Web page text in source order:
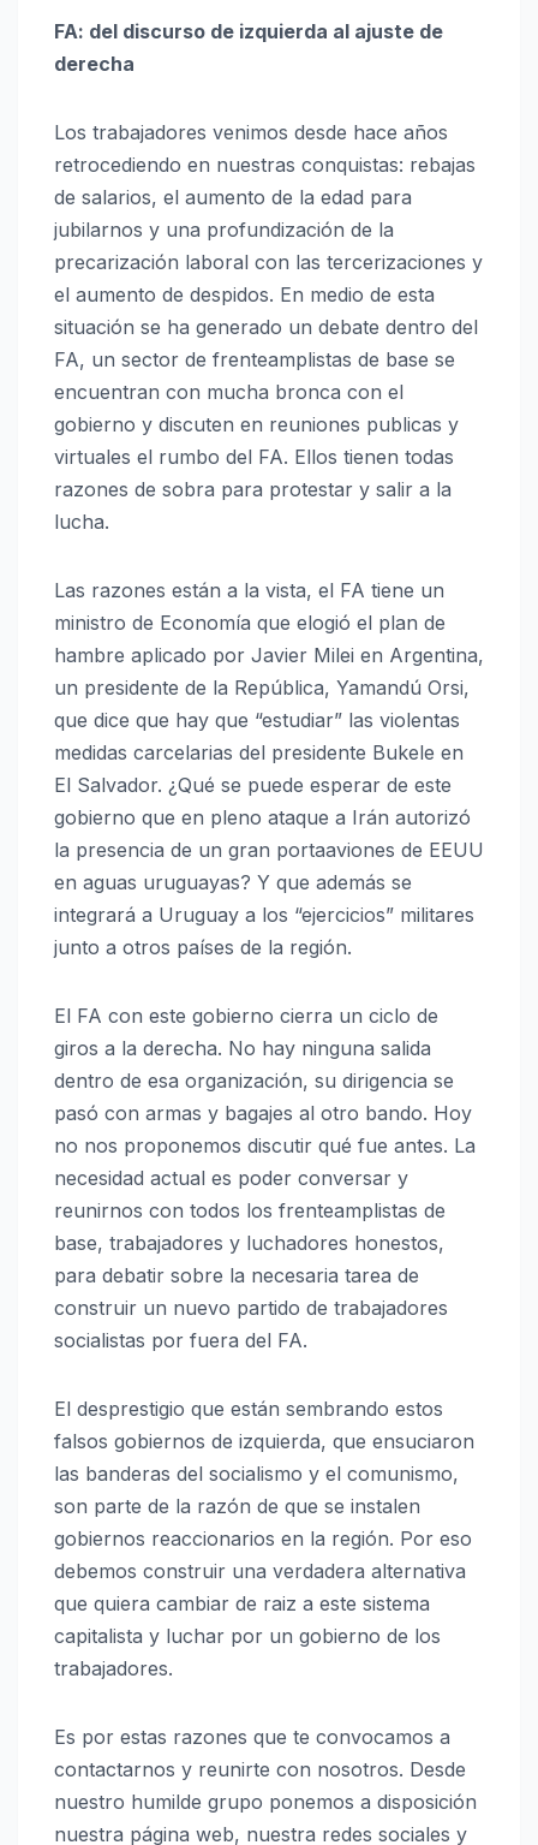
FA: del discurso de izquierda al ajuste de
derecha
Los trabajadores venimos desde hace años
retrocediendo en nuestras conquistas: rebajas
de salarios, el aumento de la edad para
jubilarnos y una profundización de la
precarización laboral con las tercerizaciones y
el aumento de despidos. En medio de esta
situación se ha generado un debate dentro del
FA, un sector de frenteamplistas de base se
encuentran con mucha bronca con el
gobierno y discuten en reuniones publicas y
virtuales el rumbo del FA. Ellos tienen todas
razones de sobra para protestar y salir a la
lucha.
Las razones están a la vista, el FA tiene un
ministro de Economía que elogió el plan de
hambre aplicado por Javier Milei en Argentina,
un presidente de la República, Yamandú Orsi,
que dice que hay que “estudiar” las violentas
medidas carcelarias del presidente Bukele en
El Salvador. ¿Qué se puede esperar de este
gobierno que en pleno ataque a Irán autorizó
la presencia de un gran portaaviones de EEUU
en aguas uruguayas? Y que además se
integrará a Uruguay a los “ejercicios” militares
junto a otros países de la región.
El FA con este gobierno cierra un ciclo de
giros a la derecha. No hay ninguna salida
dentro de esa organización, su dirigencia se
pasó con armas y bagajes al otro bando. Hoy
no nos proponemos discutir qué fue antes. La
necesidad actual es poder conversar y
reunirnos con todos los frenteamplistas de
base, trabajadores y luchadores honestos,
para debatir sobre la necesaria tarea de
construir un nuevo partido de trabajadores
socialistas por fuera del FA.
El desprestigio que están sembrando estos
falsos gobiernos de izquierda, que ensuciaron
las banderas del socialismo y el comunismo,
son parte de la razón de que se instalen
gobiernos reaccionarios en la región. Por eso
debemos construir una verdadera alternativa
que quiera cambiar de raiz a este sistema
capitalista y luchar por un gobierno de los
trabajadores.
Es por estas razones que te convocamos a
contactarnos y reunirte con nosotros. Desde
nuestro humilde grupo ponemos a disposición
nuestra página web, nuestra redes sociales y